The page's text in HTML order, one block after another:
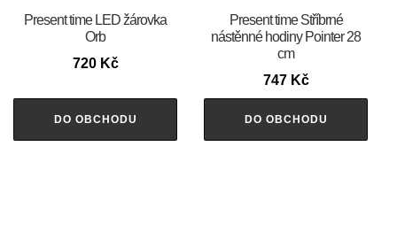
Present time LED žárovka
Orb
720 Kč
DO OBCHODU
Present time Stříbrné
nástěnné hodiny Pointer 28
cm
747 Kč
DO OBCHODU